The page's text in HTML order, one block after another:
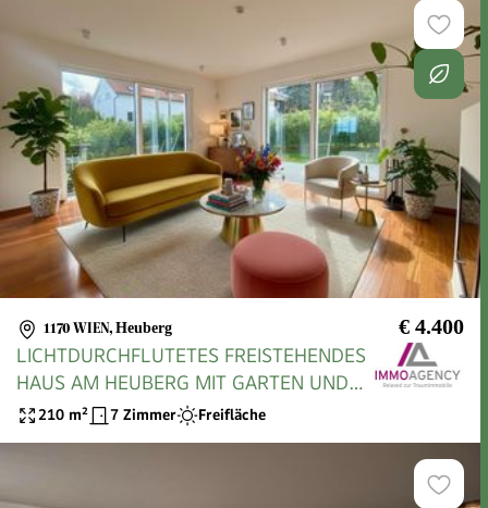
1170 WIEN, Heuberg € 4.400
LICHTDURCHFLUTETES FREISTEHENDES
HAUS AM HEUBERG MIT GARTEN UND
FERNBLICK
210 m² 7 Zimmer Freifläche